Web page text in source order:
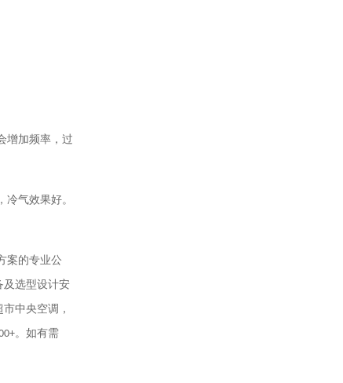
增加频率，过
气效果好。
案的专业公
及选型设计安
中央空调，
。如有需